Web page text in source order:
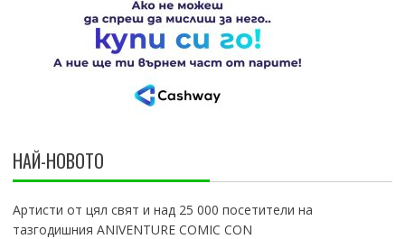
НАЙ-НОВОТО
Артисти от цял свят и над 25 000 посетители на
тазгодишния ANIVENTURE COMIC CON